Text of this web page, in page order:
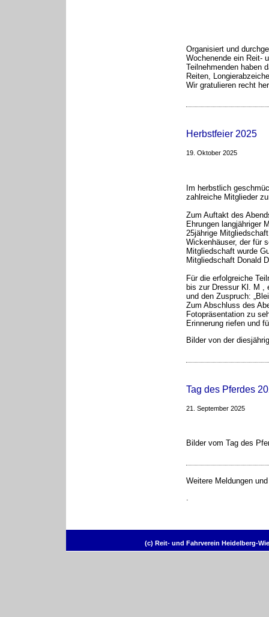
Organisiert und
Wochenende ein Reit-
Teilnehmenden haben
Reiten,
Wir gratulieren recht
Herbstfeier 2025
19. Oktober 2025
Im herbstlich
zahlreiche Mitglieder
Zum Auftakt des
Ehrungen langjähriger
25jährige
Wickenhäuser, der für
Mitgliedschaft wurde
Mitgliedschaft Donald
Für die erfolgreiche
bis zur Dressur Kl. M ,
und den Zuspruch:
Zum Abschluss des
Fotopräsentation zu
Erinnerung riefen und
Bilder von der
Tag des Pferdes
21. September 2025
Bilder vom Tag des
Weitere Meldungen
.
(c) Reit- und Fahrverein Heidelberg-